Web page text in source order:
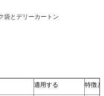
袋とデリーカートン
適用する 特徴